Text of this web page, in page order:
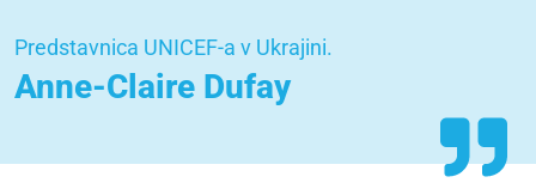
Predstavnica UNICEF-a v Ukrajini.
Anne-Claire Dufay